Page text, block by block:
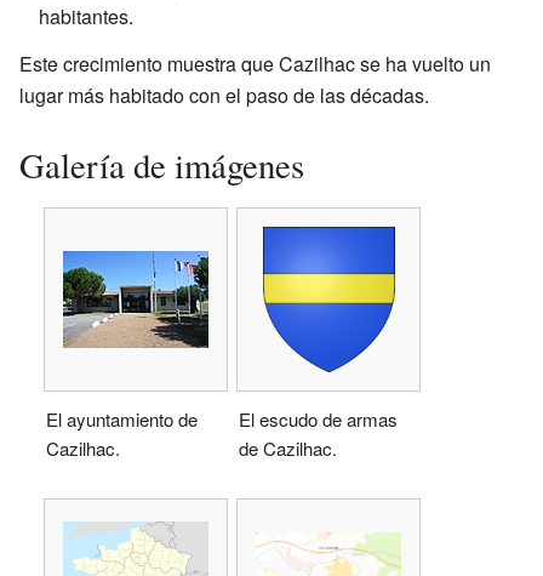
habitantes.
Este crecimiento muestra que Cazilhac se ha vuelto un
lugar más habitado con el paso de las décadas.
Galería de imágenes
El ayuntamiento de
Cazilhac.
El escudo de armas
de Cazilhac.